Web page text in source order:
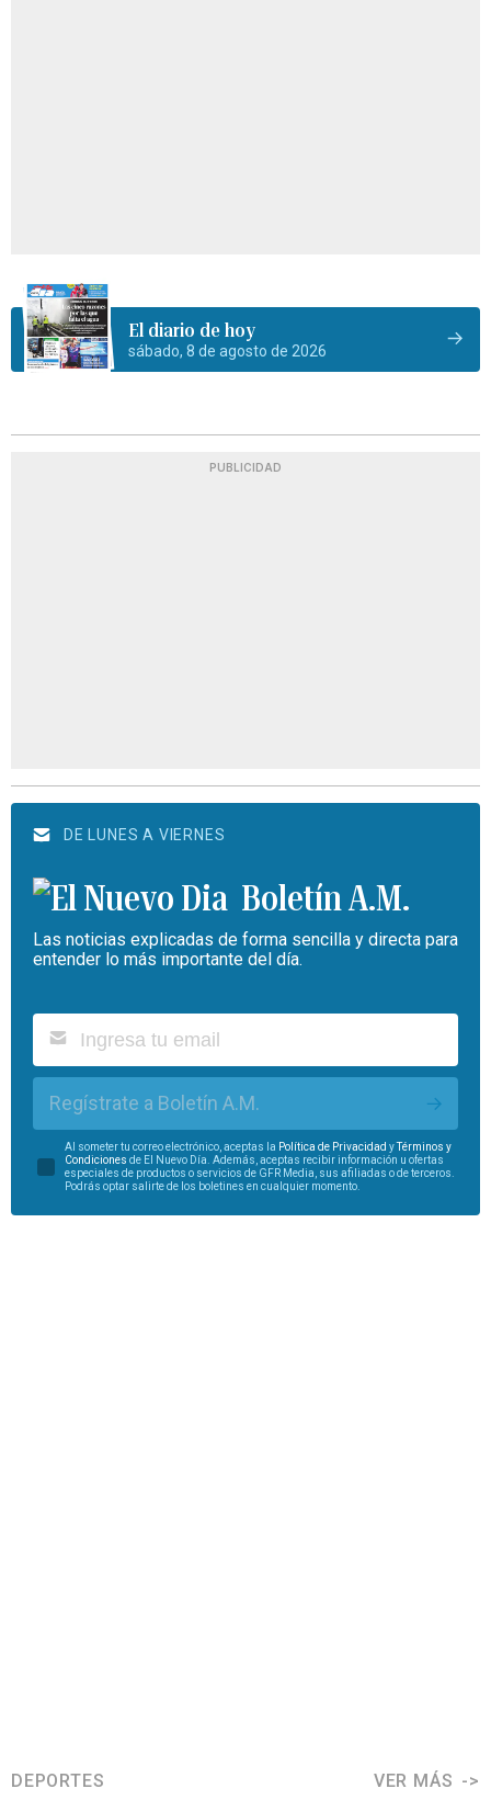
El diario de hoy
sábado, 8 de agosto de 2026
PUBLICIDAD
DE LUNES A VIERNES
Boletín A.M.
Las noticias explicadas de forma sencilla y directa para
entender lo más importante del día.
Regístrate a Boletín A.M.
Al someter tu correo electrónico, aceptas la Política de Privacidad y
Términos y
Condiciones de El Nuevo Día. Además, aceptas recibir información u ofertas
especiales de productos o servicios de GFR Media, sus afiliadas o de terceros.
Podrás optar salirte de los boletines en cualquier momento.
DEPORTES VER MÁS